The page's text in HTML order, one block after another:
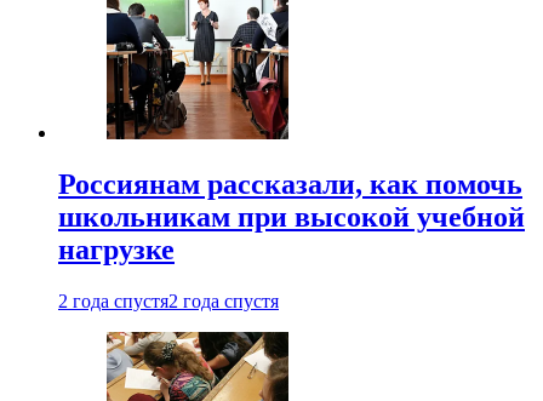
Россиянам рассказали, как помочь
школьникам при высокой учебной
нагрузке
2 года спустя2 года спустя